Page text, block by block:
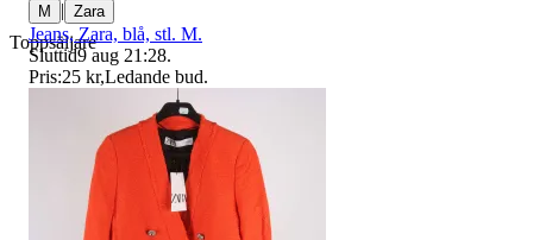
Toppsäljare
M | Zara
Jeans, Zara, blå, stl. M.
Sluttid9 aug 21:28.
Pris:25 kr,Ledande bud.